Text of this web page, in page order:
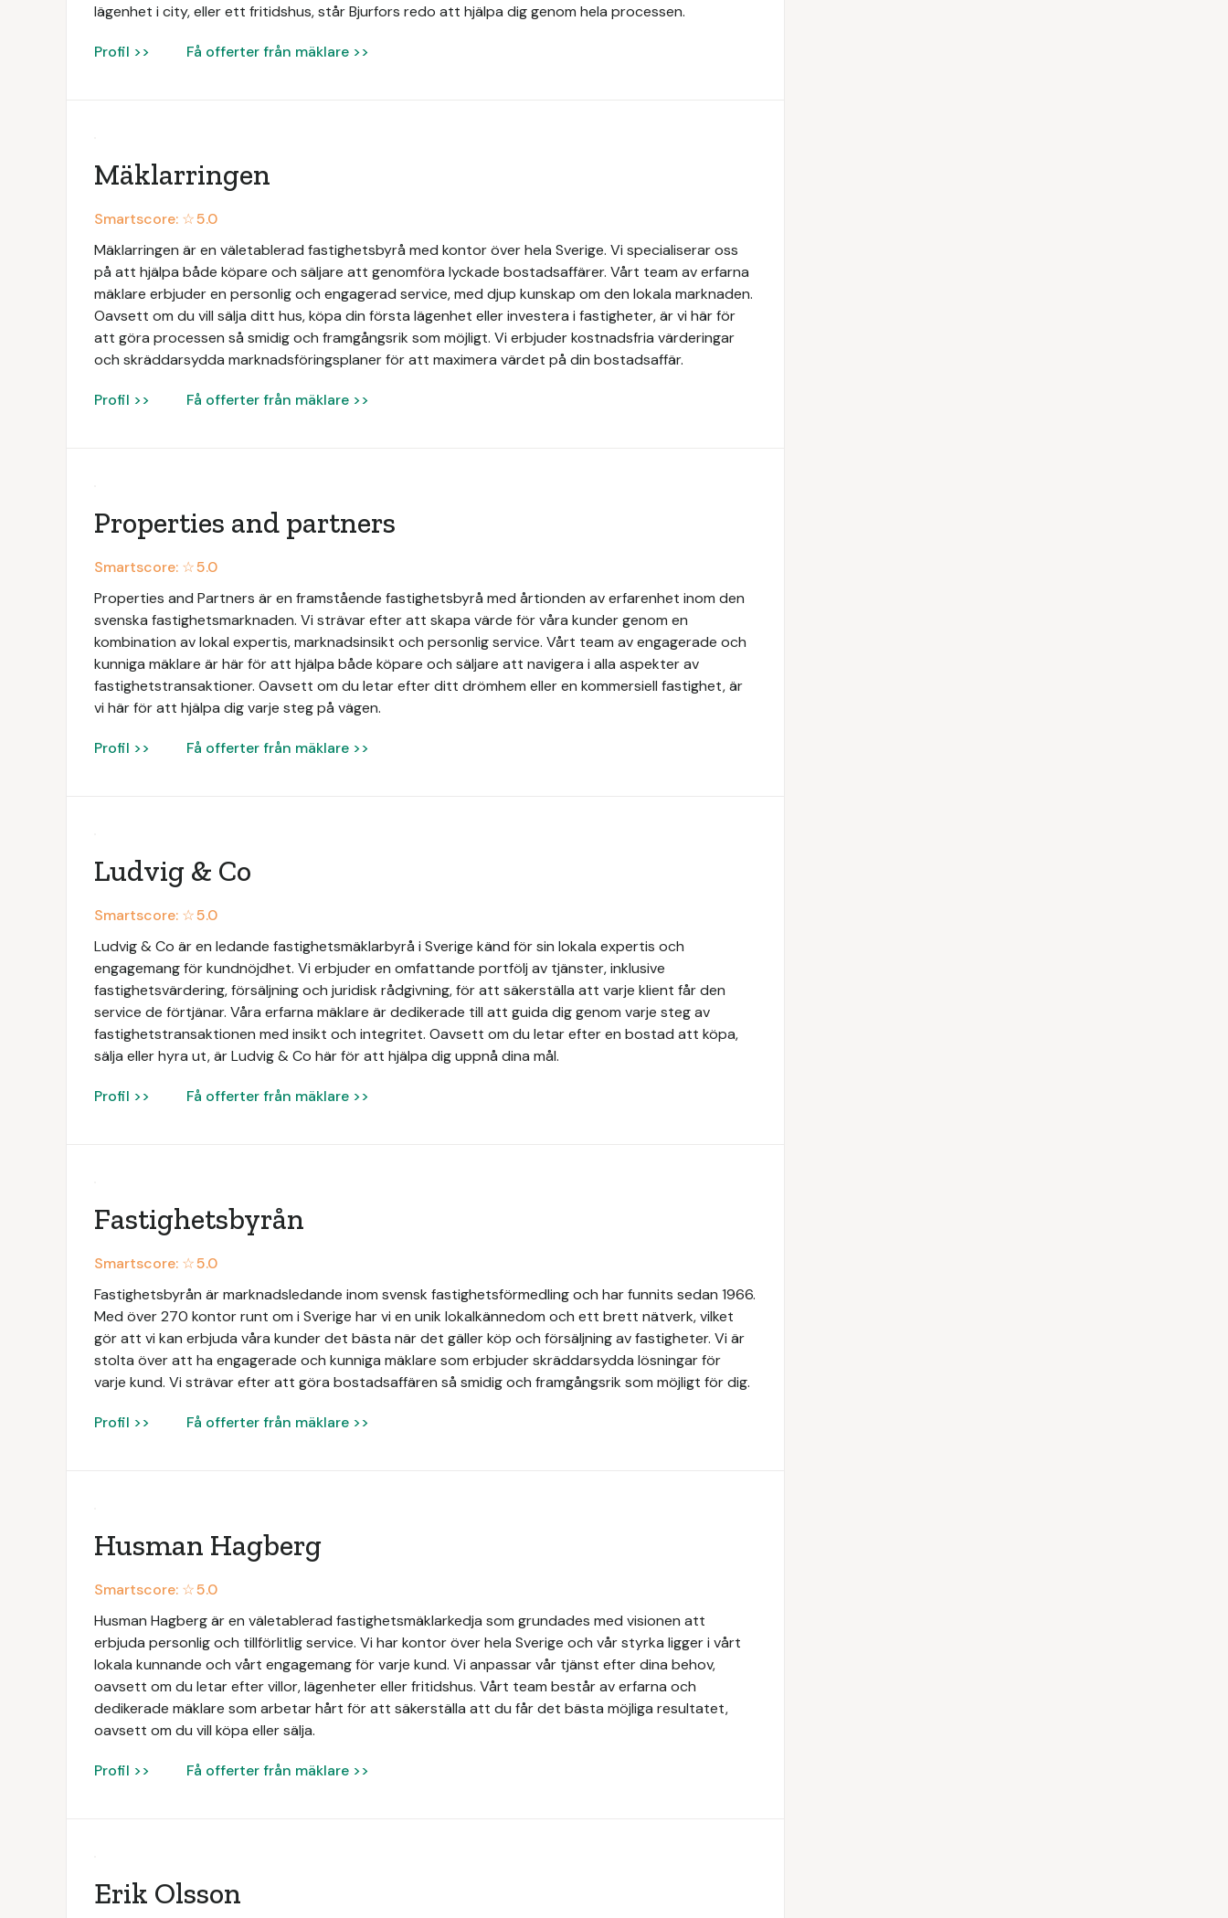
lägenhet i city, eller ett fritidshus, står Bjurfors redo att hjälpa dig genom hela processen.
Profil >> Få offerter från mäklare >>
Mäklarringen
Smartscore: ☆5.0
Mäklarringen är en väletablerad fastighetsbyrå med kontor över hela Sverige. Vi specialiserar oss
på att hjälpa både köpare och säljare att genomföra lyckade bostadsaffärer. Vårt team av erfarna
mäklare erbjuder en personlig och engagerad service, med djup kunskap om den lokala marknaden.
Oavsett om du vill sälja ditt hus, köpa din första lägenhet eller investera i fastigheter, är vi här för
att göra processen så smidig och framgångsrik som möjligt. Vi erbjuder kostnadsfria värderingar
och skräddarsydda marknadsföringsplaner för att maximera värdet på din bostadsaffär.
Profil >> Få offerter från mäklare >>
Properties and partners
Smartscore: ☆5.0
Properties and Partners är en framstående fastighetsbyrå med årtionden av erfarenhet inom den
svenska fastighetsmarknaden. Vi strävar efter att skapa värde för våra kunder genom en
kombination av lokal expertis, marknadsinsikt och personlig service. Vårt team av engagerade och
kunniga mäklare är här för att hjälpa både köpare och säljare att navigera i alla aspekter av
fastighetstransaktioner. Oavsett om du letar efter ditt drömhem eller en kommersiell fastighet, är
vi här för att hjälpa dig varje steg på vägen.
Profil >> Få offerter från mäklare >>
Ludvig & Co
Smartscore: ☆5.0
Ludvig & Co är en ledande fastighetsmäklarbyrå i Sverige känd för sin lokala expertis och
engagemang för kundnöjdhet. Vi erbjuder en omfattande portfölj av tjänster, inklusive
fastighetsvärdering, försäljning och juridisk rådgivning, för att säkerställa att varje klient får den
service de förtjänar. Våra erfarna mäklare är dedikerade till att guida dig genom varje steg av
fastighetstransaktionen med insikt och integritet. Oavsett om du letar efter en bostad att köpa,
sälja eller hyra ut, är Ludvig & Co här för att hjälpa dig uppnå dina mål.
Profil >> Få offerter från mäklare >>
Fastighetsbyrån
Smartscore: ☆5.0
Fastighetsbyrån är marknadsledande inom svensk fastighetsförmedling och har funnits sedan 1966.
Med över 270 kontor runt om i Sverige har vi en unik lokalkännedom och ett brett nätverk, vilket
gör att vi kan erbjuda våra kunder det bästa när det gäller köp och försäljning av fastigheter. Vi är
stolta över att ha engagerade och kunniga mäklare som erbjuder skräddarsydda lösningar för
varje kund. Vi strävar efter att göra bostadsaffären så smidig och framgångsrik som möjligt för dig.
Profil >> Få offerter från mäklare >>
Husman Hagberg
Smartscore: ☆5.0
Husman Hagberg är en väletablerad fastighetsmäklarkedja som grundades med visionen att
erbjuda personlig och tillförlitlig service. Vi har kontor över hela Sverige och vår styrka ligger i vårt
lokala kunnande och vårt engagemang för varje kund. Vi anpassar vår tjänst efter dina behov,
oavsett om du letar efter villor, lägenheter eller fritidshus. Vårt team består av erfarna och
dedikerade mäklare som arbetar hårt för att säkerställa att du får det bästa möjliga resultatet,
oavsett om du vill köpa eller sälja.
Profil >> Få offerter från mäklare >>
Erik Olsson